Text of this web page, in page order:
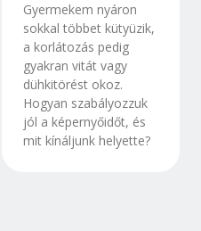
Gyermekem nyáron
sokkal többet kütyüzik,
a korlátozás pedig
gyakran vitát vagy
dühkitörést okoz.
Hogyan szabályozzuk
jól a képernyőidőt, és
mit kínáljunk helyette?